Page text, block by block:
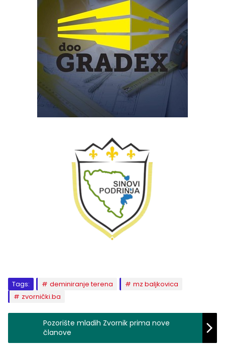
Tags: deminiranje terena
mz baljkovica
zvornički.ba
Pozorište mladih Zvornik prima nove
članove